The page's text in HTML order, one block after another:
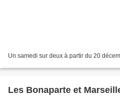
Un samedi sur deux à partir du 20
Les Bonaparte et